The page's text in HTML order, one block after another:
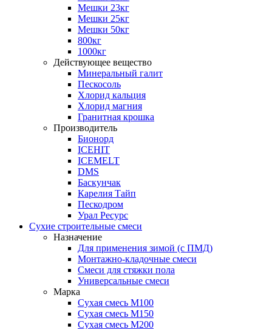
Мешки 23кг
Мешки 25кг
Мешки 50кг
800кг
1000кг
Действующее вещество
Минеральный галит
Пескосоль
Хлорид кальция
Хлорид магния
Гранитная крошка
Производитель
Бионорд
ICEHIT
ICEMELT
DMS
Баскунчак
Карелия Тайп
Пескодром
Урал Ресурс
Сухие строительные смеси
Назначение
Для применения зимой (с ПМД)
Монтажно-кладочные смеси
Смеси для стяжки пола
Универсальные смеси
Марка
Сухая смесь М100
Сухая смесь М150
Сухая смесь М200